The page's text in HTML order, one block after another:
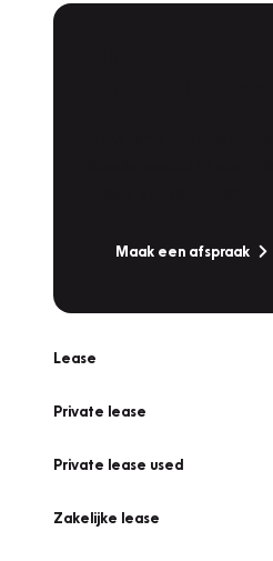
Maak een afspraak
Lease
Private lease
Private lease used
Zakelijke lease